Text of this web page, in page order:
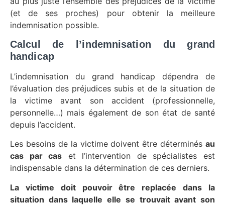
(et de ses proches) pour obtenir la meilleure
indemnisation possible.
Calcul de l’indemnisation du grand
handicap
L’indemnisation du grand handicap dépendra de
l’évaluation des préjudices subis et de la situation de
la victime avant son accident (professionnelle,
personnelle…) mais également de son état de santé
depuis l’accident.
Les besoins de la victime doivent être déterminés au
cas par cas et l’intervention de spécialistes est
indispensable dans la détermination de ces derniers.
La victime doit pouvoir être replacée dans la
situation dans laquelle elle se trouvait avant son